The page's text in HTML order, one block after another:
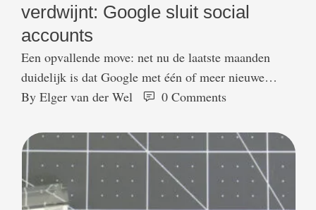
verdwijnt: Google sluit social
accounts
Een opvallende move: net nu de laatste maanden
duidelijk is dat Google met één of meer nieuwe
versie van de Google Glass op de markt komt, heeft
Glass offline gehaald. Zowel het Twitter-profiel, als
de Facebook-pagina en het Instagram-account van
Google Glass zijn verdwenen. Op de Google+-
pagina is een …
By Elger van der Wel 0 Comments